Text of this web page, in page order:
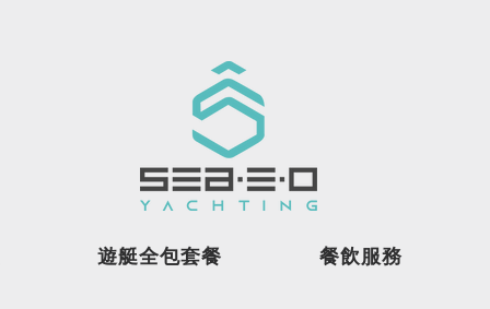
遊艇全包套餐 餐飲服務